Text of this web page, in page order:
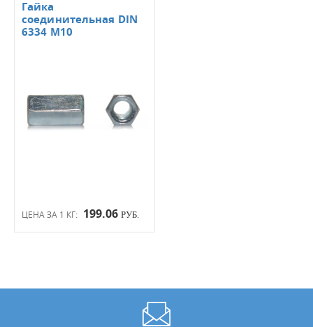
ЦЕНА ЗА 1 КГ: 199.06 РУБ.
Гайка
соединительная DIN
6334 М10